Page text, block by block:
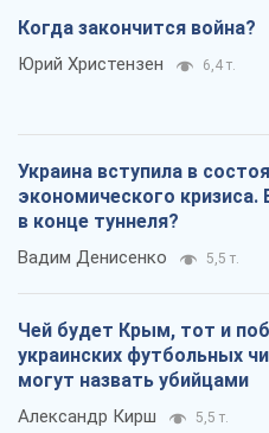
Когда закончится война?
Юрий Христензен 6,4 т.
Украина вступила в
экономического кризиса.
в конце туннеля?
Вадим Денисенко 5,5 т.
Чей будет Крым, тот и
украинских футбольных
могут назвать убийцами
Александр Кирш 5,5 т.